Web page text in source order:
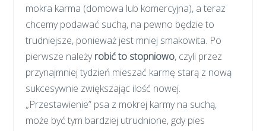
mokra karma (domowa lub komercyjna), a teraz
chcemy podawać suchą, na pewno będzie to
trudniejsze, ponieważ jest mniej smakowita. Po
pierwsze należyrobić to stopniowo, czyli przez
przynajmniej tydzień mieszać karmę starą z nową
sukcesywnie zwiększając ilość nowej.
„Przestawienie” psa z mokrej karmy na suchą,
może być tym bardziej utrudnione, gdy pies